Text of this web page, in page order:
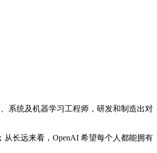
系统及机器学习工程师，研发和制造出对
长远来看，OpenAI 希望每个人都能拥有